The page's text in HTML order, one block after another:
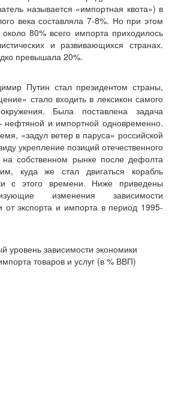
называется «импортная квота») в
века составляла 7-8%. Но при этом
80% всего импорта приходилось
и развивающихся странах.
превышала 20%.
Путин стал президентом страны,
стало входить в лексикон самого
Была поставлена задача
нефтяной и импортной одновременно.
«задул ветер в паруса» российской
укрепление позиций отечественного
на собственном рынке после дефолта
куда же стал двигаться корабль
с этого времени. Ниже приведены
изменения зависимости
от экспорта и импорта в период 1995-
уровень зависимости экономики
товаров и услуг (в % ВВП)